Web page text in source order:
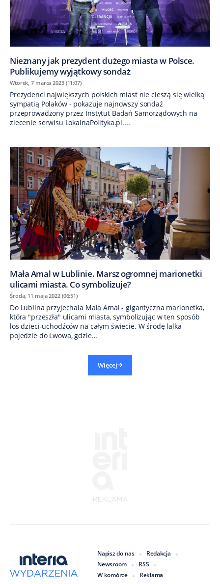
Nieznany jak prezydent dużego miasta w Polsce.
Publikujemy wyjątkowy sondaż
Wtorek, 7 marca 2023 (11:07)
Prezydenci największych polskich miast nie cieszą się wielką
sympatią Polaków - pokazuje najnowszy sondaż
przeprowadzony przez Instytut Badań Samorządowych na
zlecenie serwisu LokalnaPolityka.pl....
Mała Amal w Lublinie. Marsz ogromnej marionetki
ulicami miasta. Co symbolizuje?
Środa, 11 maja 2022 (06:51)
Do Lublina przyjechała Mała Amal - gigantyczna marionetka,
która "przeszła" ulicami miasta, symbolizując w ten sposób
los dzieci-uchodźców na całym świecie. W środę lalka
pojedzie do Lwowa, gdzie...
Więcej
Napisz do nas
Redakcja
Newsroom
RSS
W komórce
Reklama